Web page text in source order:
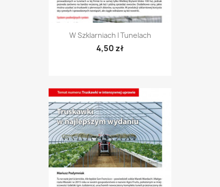
W Szklarniach I Tunelach
4,50 zł